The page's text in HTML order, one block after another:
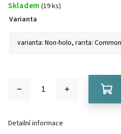
Skladem (19 ks)
Varianta
Detailní informace